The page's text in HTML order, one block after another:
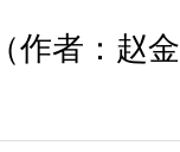
（作者：赵